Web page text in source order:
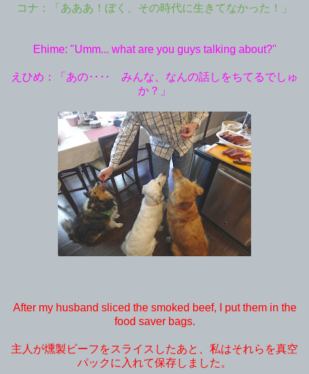
コナ：「あああ！ぼく、その時代に生きてなかった！」
Ehime: "Umm... what are you guys talking about?"
えひめ：「あの‥‥ みんな、なんの話しをちてるでしゅ
か？」
After my husband sliced the smoked beef, I put them in the
food saver bags.
主人が燻製ビーフをスライスしたあと、私はそれらを真空
パックに入れて保存しました。